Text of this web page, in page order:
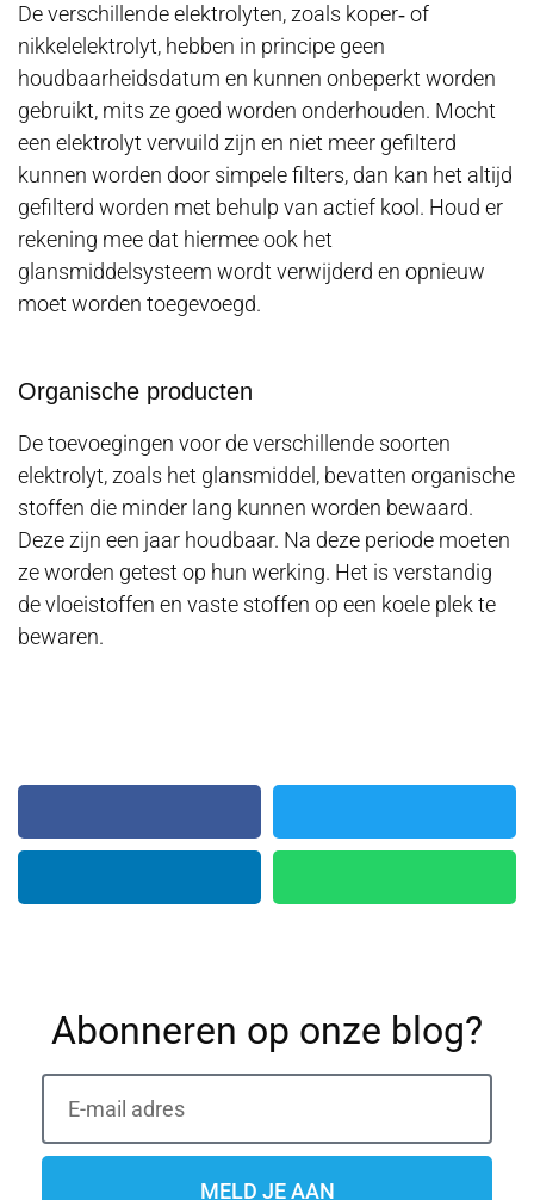
De verschillende elektrolyten, zoals koper‑ of
nikkelelektrolyt, hebben in principe geen
houdbaarheidsdatum en kunnen onbeperkt worden
gebruikt, mits ze goed worden onderhouden. Mocht
een elektrolyt vervuild zijn en niet meer gefilterd
kunnen worden door simpele filters, dan kan het altijd
gefilterd worden met behulp van actief kool. Houd er
rekening mee dat hiermee ook het
glansmiddelsysteem wordt verwijderd en opnieuw
moet worden toegevoegd.
Organische producten
De toevoegingen voor de verschillende soorten
elektrolyt, zoals het glansmiddel, bevatten organische
stoffen die minder lang kunnen worden bewaard.
Deze zijn een jaar houdbaar. Na deze periode moeten
ze worden getest op hun werking. Het is verstandig
de vloeistoffen en vaste stoffen op een koele plek te
bewaren.
Abonneren op onze blog?
MELD JE AAN